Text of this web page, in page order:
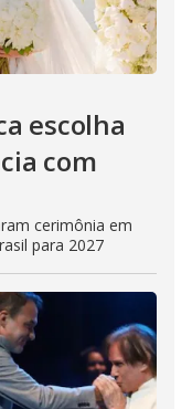
escolha
com
cerimônia em
para 2027